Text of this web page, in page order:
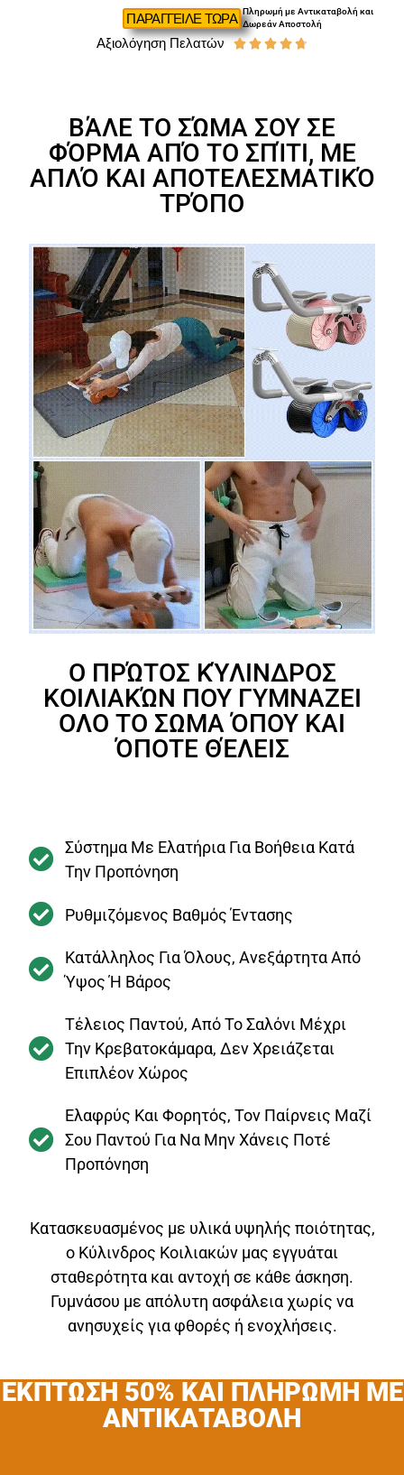
ΠΑΡΑΓΓΕΙΛΕ ΤΩΡΑ Πληρωμή με Αντικαταβολή και
Δωρεάν Αποστολή
Αξιολόγηση Πελατών     
ΒΆΛΕ ΤΟ ΣΏΜΑ ΣΟΥ ΣΕ
ΦΌΡΜΑ ΑΠΌ ΤΟ ΣΠΊΤΙ, ΜΕ
ΑΠΛΌ ΚΑΙ ΑΠΟΤΕΛΕΣΜΑΤΙΚΌ
ΤΡΌΠΟ
Ο ΠΡΏΤΟΣ ΚΎΛΙΝΔΡΟΣ
ΚΟΙΛΙΑΚΏΝ ΠΟΥ ΓΥΜΝΑΖΕΙ
ΟΛΟ ΤΟ ΣΩΜΑ ΌΠΟΥ ΚΑΙ
ΌΠΟΤΕ ΘΈΛΕΙΣ
Σύστημα Με Ελατήρια Για Βοήθεια Κατά
Την Προπόνηση
Ρυθμιζόμενος Βαθμός Έντασης
Κατάλληλος Για Όλους, Ανεξάρτητα Από
Ύψος Ή Βάρος
Τέλειος Παντού, Από Το Σαλόνι Μέχρι
Την Κρεβατοκάμαρα, Δεν Χρειάζεται
Επιπλέον Χώρος
Ελαφρύς Και Φορητός, Τον Παίρνεις Μαζί
Σου Παντού Για Να Μην Χάνεις Ποτέ
Προπόνηση
Κατασκευασμένος με υλικά υψηλής ποιότητας,
ο Κύλινδρος Κοιλιακών μας εγγυάται
σταθερότητα και αντοχή σε κάθε άσκηση.
Γυμνάσου με απόλυτη ασφάλεια χωρίς να
ανησυχείς για φθορές ή ενοχλήσεις.
ΕΚΠΤΩΣΗ 50% ΚΑΙ ΠΛΗΡΩΜΗ ΜΕ
ΑΝΤΙΚΑΤΑΒΟΛΗ